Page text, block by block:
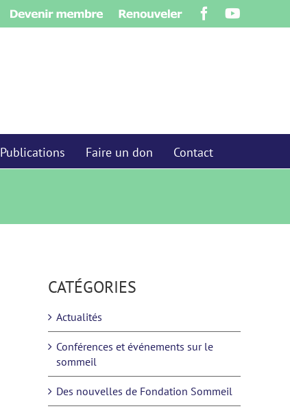
Devenir
membre
Renouveler Facebook
Publications Faire un don Contact
CATÉGORIES
Actualités
Conférences et événements sur le
sommeil
Des nouvelles de Fondation Sommeil